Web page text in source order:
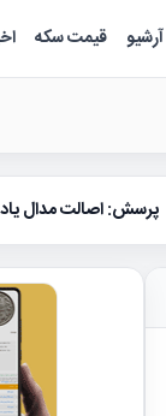
شناسیآرشیو قیمت سکه
پرسش: اصالت مدال